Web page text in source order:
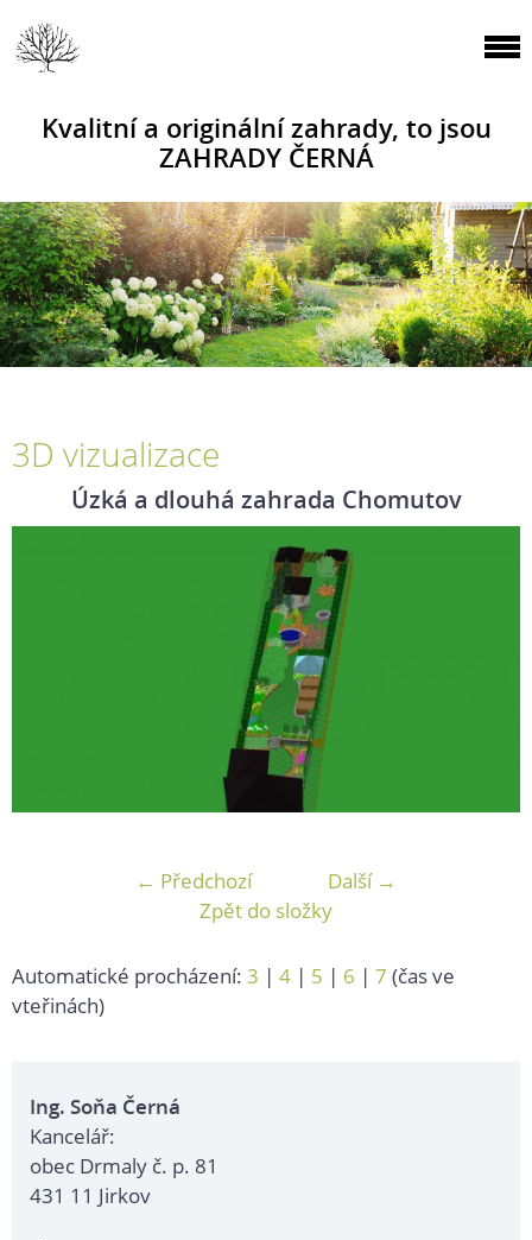
Kvalitní a originální zahrady, to jsou
ZAHRADY ČERNÁ
3D vizualizace
Úzká a dlouhá zahrada Chomutov
← Předchozí
Další →
Zpět do složky
Automatické procházení: 3 | 4 | 5 | 6 | 7 (čas ve
vteřinách)
Ing. Soňa Černá
Kancelář:
obec Drmaly č. p. 81
431 11 Jirkov